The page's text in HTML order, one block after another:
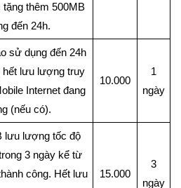
thêm 500MB
đến 24h.
sử dụng đến 24h
hết lưu lượng truy
Internet đang
(nếu có).
10.000
1
ngày
lưu lượng tốc độ
3 ngày kể từ
công. Hết lưu
15.000
3
ngày